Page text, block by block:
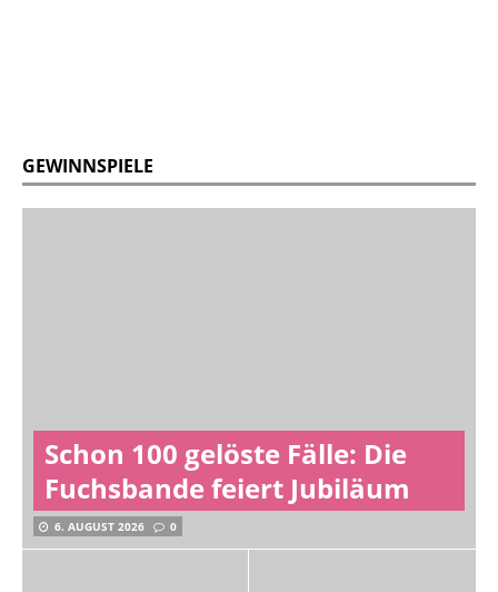
GEWINNSPIELE
Schon 100 gelöste Fälle: Die
Fuchsbande feiert Jubiläum
6. AUGUST 2026 0